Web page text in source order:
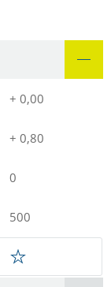
+ 0,00
+ 0,80
0
500